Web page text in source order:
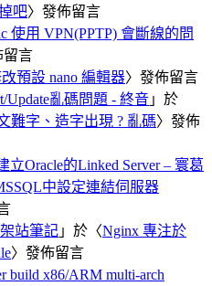
吧〉發佈留言
使用 VPN(PPTP) 會斷線的問
留言
改預設 nano 編輯器〉發佈留言
Update亂碼問題 - 終音 」於
難字、造字出現 ? 亂碼〉發佈
立Oracle的Linked Server – 寰葛
中設定連結伺服器
站筆記 」於〈Nginx 專注於
〉發佈留言
build x86/ARM multi-arch